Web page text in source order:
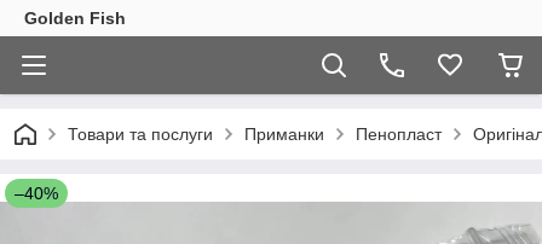
Golden Fish
Товари та послуги Приманки Пенопласт
–40%